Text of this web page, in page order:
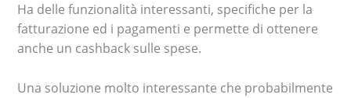
Ha delle funzionalità interessanti, specifiche per la
fatturazione ed i pagamenti e permette di ottenere
anche un cashback sulle spese.
Una soluzione molto interessante che probabilmente